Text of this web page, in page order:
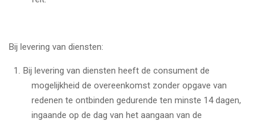
Bij levering van diensten:
Bij levering van diensten heeft de consument de
mogelijkheid de overeenkomst zonder opgave van
redenen te ontbinden gedurende ten minste 14 dagen,
ingaande op de dag van het aangaan van de